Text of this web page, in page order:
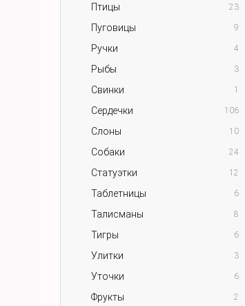
Птицы 23
Пуговицы 9
Ручки 4
Рыбы 3
Свинки 1
Сердечки 106
Слоны 10
Собаки 24
Статуэтки 12
Таблетницы 6
Талисманы 8
Тигры 6
Улитки 3
Уточки 6
Фрукты 2